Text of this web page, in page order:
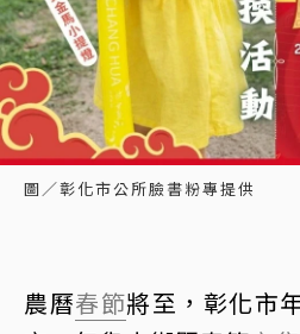
圖／彰化市公所臉書粉專提供
農曆春節將至，彰化市